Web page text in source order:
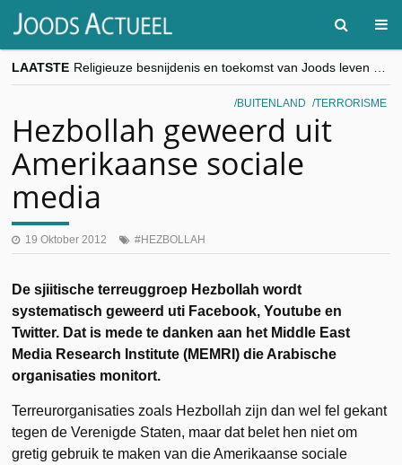
LAATSTE
“Besnijdenisdebat toont hoe moeilijk seculiere Westen minderheden begrijpt”, Jinnih Beels (Vooruit)
CITYTRIP | ROEMENIË – Boekarest: de verrassing van Oost-Europa
BUITENLAND TERRORISME
Hezbollah geweerd uit
Amerikaanse sociale
media
19 Oktober 2012 HEZBOLLAH
De sjiitische terreuggroep Hezbollah wordt
systematisch geweerd uti Facebook, Youtube en
Twitter. Dat is mede te danken aan het Middle East
Media Research Institute (MEMRI) die Arabische
organisaties monitort.
Terreurorganisaties zoals Hezbollah zijn dan wel fel gekant
tegen de Verenigde Staten, maar dat belet hen niet om
gretig gebruik te maken van die Amerikaanse sociale